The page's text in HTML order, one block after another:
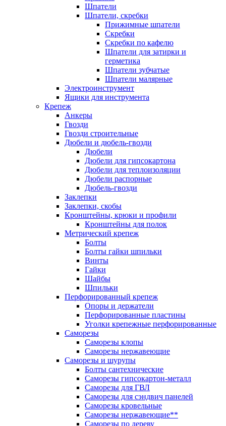
Шпатели
Шпатели, скребки
Прижимные шпатели
Скребки
Скребки по кафелю
Шпатели для затирки и
герметика
Шпатели зубчатые
Шпатели малярные
Электроинструмент
Ящики для инструмента
Крепеж
Анкеры
Гвозди
Гвозди строительные
Дюбели и дюбель-гвозди
Дюбели
Дюбели для гипсокартона
Дюбели для теплоизоляции
Дюбели распорные
Дюбель-гвозди
Заклепки
Заклепки, скобы
Кронштейны, крюки и профили
Кронштейны для полок
Метрический крепеж
Болты
Болты гайки шпильки
Винты
Гайки
Шайбы
Шпильки
Перфорированный крепеж
Опоры и держатели
Перфорированные пластины
Уголки крепежные перфорированные
Саморезы
Саморезы клопы
Саморезы нержавеющие
Саморезы и шурупы
Болты сантехнические
Саморезы гипсокартон-металл
Саморезы для ГВЛ
Саморезы для сэндвич панелей
Саморезы кровельные
Саморезы нержавеющие**
Саморезы по дереву